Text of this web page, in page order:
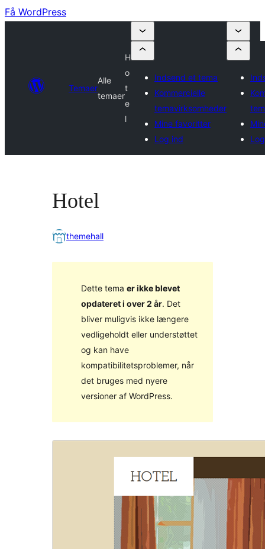
Få WordPress
Temaer
Alle
temaer
H
o
t
e
l
Indsend et tema
Kommercielle
temavirksomheder
Mine favoritter
Log ind
Hotel
themehall
Dette tema er ikke blevet
opdateret i over 2 år. Det
bliver muligvis ikke længere
vedligeholdt eller understøttet
og kan have
kompatibilitetsproblemer, når
det bruges med nyere
versioner af WordPress.